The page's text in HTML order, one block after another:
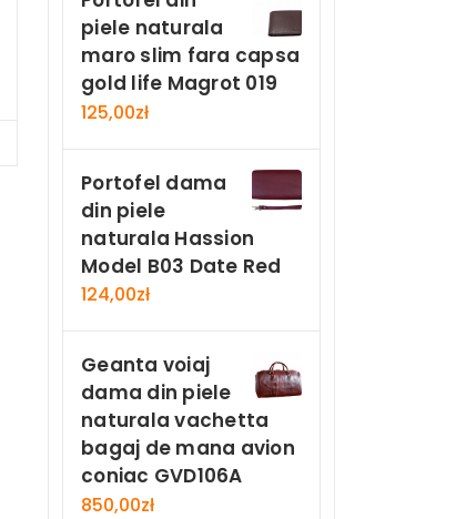
piele naturala
maro slim fara capsa
gold life Magrot 019
125,00zł
Portofel dama
din piele
naturala Hassion
Model B03 Date Red
124,00zł
Geanta voiaj
dama din piele
naturala vachetta
bagaj de mana avion
coniac GVD106A
850,00zł